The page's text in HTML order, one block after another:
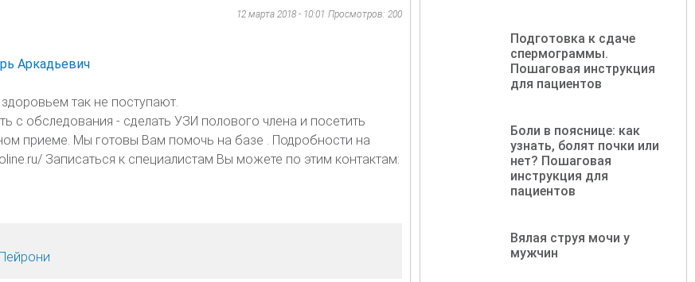
12 марта 2018 - 10:01 Просмотров: 200
Аркадьевич
так не поступают.
с обследования - сделать УЗИ полового члена и посетить
приеме. Мы готовы Вам помочь на базе . Подробности на
Записаться к специалистам Вы можете по этим контактам:
Подготовка к сдаче
спермограммы.
Пошаговая инструкция
для пациентов
Боли в пояснице: как
узнать, болят почки или
нет? Пошаговая
инструкция для
пациентов
Вялая струя мочи у
мужчин